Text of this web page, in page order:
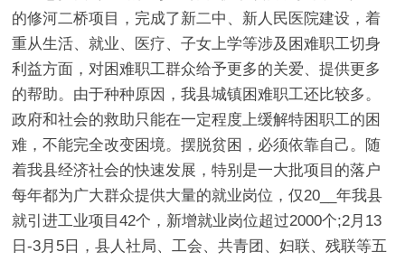
的修河二桥项目，完成了新二中、新人民医院建设，着
重从生活、就业、医疗、子女上学等涉及困难职工切身
利益方面，对困难职工群众给予更多的关爱、提供更多
的帮助。由于种种原因，我县城镇困难职工还比较多。
政府和社会的救助只能在一定程度上缓解特困职工的困
难，不能完全改变困境。摆脱贫困，必须依靠自己。随
着我县经济社会的快速发展，特别是一大批项目的落户
每年都为广大群众提供大量的就业岗位，仅20__年我县
就引进工业项目42个，新增就业岗位超过2000个;2月13
日-3月5日，县人社局、工会、共青团、妇联、残联等五